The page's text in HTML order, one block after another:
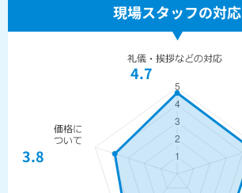
現場スタッフの対応
4.7
3.8